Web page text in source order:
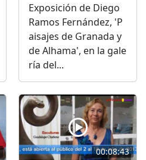
Exposición de Diego
Ramos Fernández, 'P
aisajes de Granada y
de Alhama', en la gale
ría del...
00:08:43